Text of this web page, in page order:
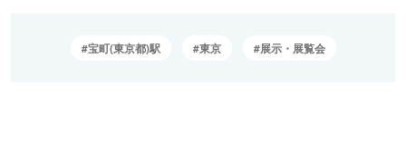
宝町(東京都)駅 東京 展示・展覧会